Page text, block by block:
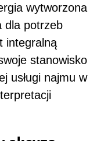
wytworzona
dla potrzeb
integralną
stanowisko
usługi najmu w